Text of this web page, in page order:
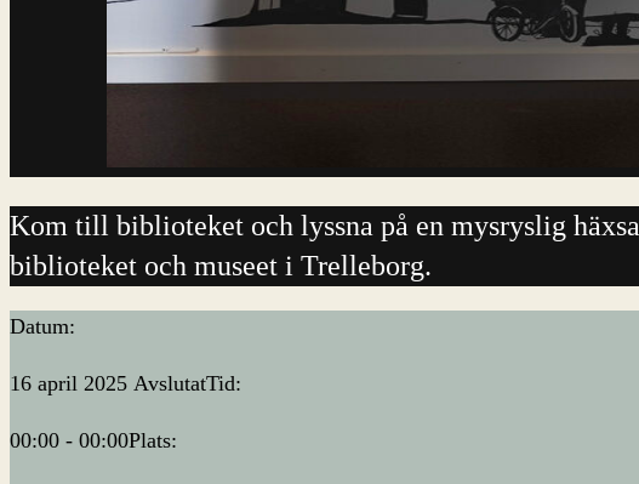
Kom till biblioteket och lyssna på en mysryslig
biblioteket och museet i Trelleborg.
Datum:
16 april 2025 AvslutatTid:
00:00 - 00:00Plats: